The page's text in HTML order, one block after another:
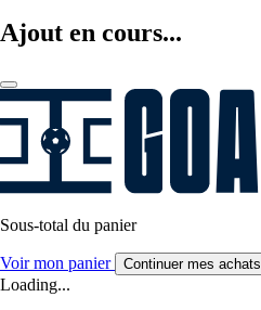
Ajout en cours...
Sous-total du panier
Voir mon panier Continuer mes achats
Loading...